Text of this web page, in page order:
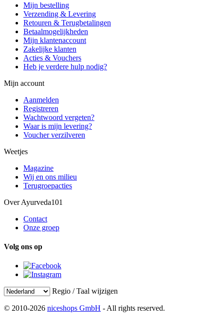
Mijn bestelling
Verzending & Levering
Retouren & Terugbetalingen
Betaalmogelijkheden
Mijn klantenaccount
Zakelijke klanten
Acties & Vouchers
Heb je verdere hulp nodig?
Mijn account
Aanmelden
Registreren
Wachtwoord vergeten?
Waar is mijn levering?
Voucher verzilveren
Weetjes
Magazine
Wij en ons milieu
Terugroepacties
Over Ayurveda101
Contact
Onze groep
Volg ons op
Regio / Taal wijzigen
© 2010-2026 niceshops GmbH - All rights reserved.